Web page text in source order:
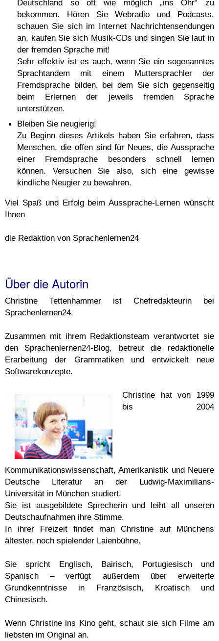
Deutschland so oft wie möglich „ins Ohr“ zu
bekommen. Hören Sie Webradio und Podcasts,
schauen Sie sich im Internet Nachrichtensendungen
an, kaufen Sie sich Musik-CDs und singen Sie laut in
der fremden Sprache mit!
Sehr effektiv ist es auch, wenn Sie ein sogenanntes
Sprachtandem mit einem Muttersprachler der
Fremdsprache bilden, bei dem Sie sich gegenseitig
beim Erlernen der jeweils fremden Sprache
unterstützen.
Bleiben Sie neugierig!
Zu Beginn dieses Artikels haben Sie erfahren, dass
Menschen, die offen sind für Neues, die Aussprache
einer Fremdsprache besonders schnell lernen
können. Versuchen Sie also, sich eine gewisse
kindliche Neugier zu bewahren.
Viel Spaß und Erfolg beim Aussprache-Lernen wünscht
Ihnen
die Redaktion von Sprachenlernen24
Über die Autorin
Christine Tettenhammer ist Chefredakteurin bei
Sprachenlernen24.
Zusammen mit ihrem Redaktionsteam verantwortet sie
den Sprachenlernen24-Blog, betreut die redaktionelle
Erarbeitung der Grammatiken und entwickelt neue
Softwarekonzepte.
Christine hat von 1999
bis 2004
Kommunikationswissenschaft, Amerikanistik und Neuere
Deutsche Literatur an der Ludwig-Maximilians-
Universität in München studiert.
Sie ist ausgebildete Sprecherin und leiht all unseren
Deutschaufnahmen ihre Stimme.
In ihrer Freizeit findet man Christine auf Münchens
ältester, noch spielender Laienbühne.
Sie spricht Englisch, Bairisch, Portugiesisch und
Spanisch – verfügt außerdem über erweiterte
Grundkenntnisse in Französisch, Kroatisch und
Chinesisch.
Wenn Christine ins Kino geht, schaut sie sich Filme am
liebsten im Original an.